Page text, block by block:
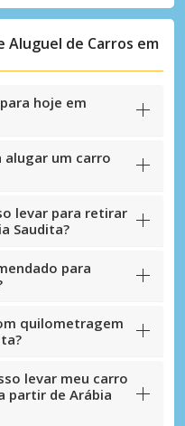
de Carros em
hoje em
alugar um carro
levar para retirar
Saudita?
para
quilometragem
levar meu carro
partir de Arábia
dos nossos
com eLink